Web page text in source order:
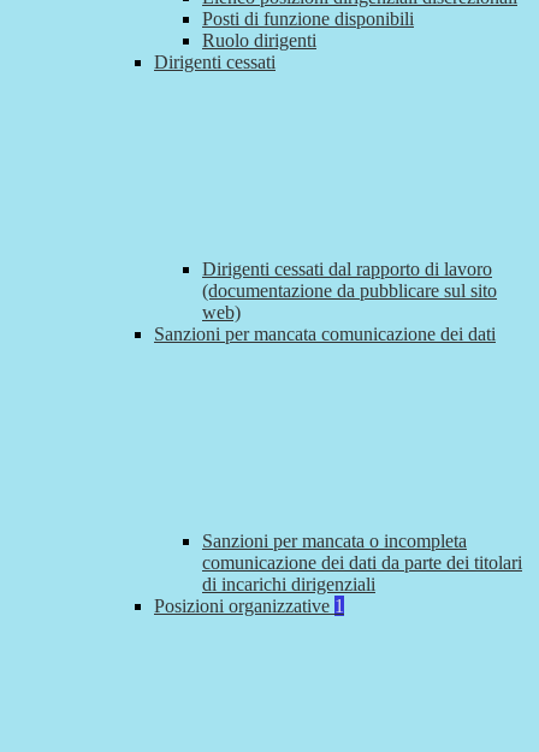
Posti di funzione disponibili
Ruolo dirigenti
Dirigenti cessati
Dirigenti cessati dal rapporto di lavoro
(documentazione da pubblicare sul sito
web)
Sanzioni per mancata comunicazione dei dati
Sanzioni per mancata o incompleta
comunicazione dei dati da parte dei titolari
di incarichi dirigenziali
Posizioni organizzative 1